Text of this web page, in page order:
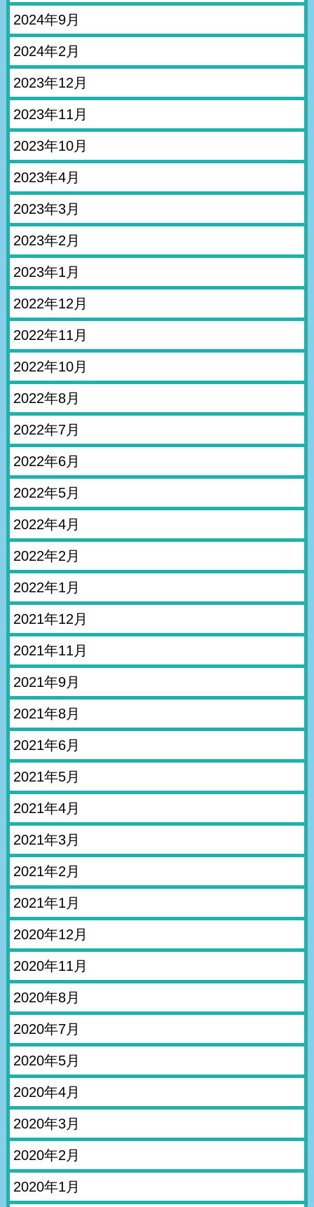
2024年9月
2024年2月
2023年12月
2023年11月
2023年10月
2023年4月
2023年3月
2023年2月
2023年1月
2022年12月
2022年11月
2022年10月
2022年8月
2022年7月
2022年6月
2022年5月
2022年4月
2022年2月
2022年1月
2021年12月
2021年11月
2021年9月
2021年8月
2021年6月
2021年5月
2021年4月
2021年3月
2021年2月
2021年1月
2020年12月
2020年11月
2020年8月
2020年7月
2020年5月
2020年4月
2020年3月
2020年2月
2020年1月